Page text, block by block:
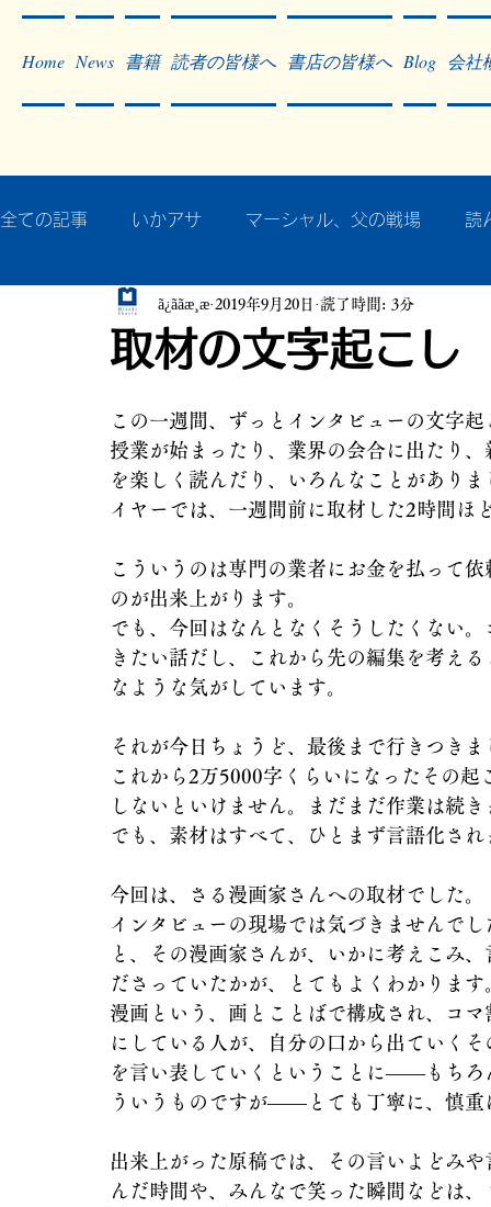
Home News 書籍 読者の皆様へ 書店の皆様へ Blog 会社
全ての記事 いかアサ マーシャル、父の戦場 読
秘蔵写真200枚でたどるアジア・太平洋戦争
取材の文字起こし
ã¿ããæ¸æ 2019年9月20日 読了時間: 3分
この一週間、ずっとインタビューの文字
授業が始まったり、業界の会合に出たり
を楽しく読んだり、いろんなことがあり
イヤーでは、一週間前に取材した2時間ほ
こういうのは専門の業者にお金を払って
のが出来上がります。
でも、今回はなんとなくそうしたくない
きたい話だし、これから先の編集を考え
なような気がしています。
それが今日ちょうど、最後まで行きつきま
これから2万5000字くらいになったその
しないといけません。まだまだ作業は続き
でも、素材はすべて、ひとまず言語化され
今回は、さる漫画家さんへの取材でした。
インタビューの現場では気づきませんで
と、その漫画家さんが、いかに考えこみ
ださっていたかが、とてもよくわかります
漫画という、画とことばで構成され、コ
にしている人が、自分の口から出ていく
を言い表していくということに――もちろ
ういうものですが――とても丁寧に、慎重
出来上がった原稿では、その言いよどみ
んだ時間や、みんなで笑った瞬間などは